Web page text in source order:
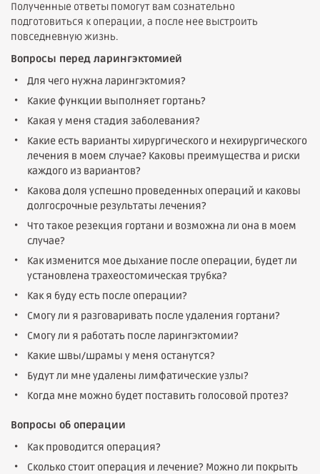
Полученные ответы помогут вам сознательно
подготовиться к операции, а после нее выстроить
повседневную жизнь.
Вопросы перед ларингэктомией
Для чего нужна ларингэктомия?
Какие функции выполняет гортань?
Какая у меня стадия заболевания?
Какие есть варианты хирургического и нехирургического
лечения в моем случае? Каковы преимущества и риски
каждого из вариантов?
Какова доля успешно проведенных операций и каковы
долгосрочные результаты лечения?
Что такое резекция гортани и возможна ли она в моем
случае?
Как изменится мое дыхание после операции, будет ли
установлена трахеостомическая трубка?
Как я буду есть после операции?
Смогу ли я разговаривать после удаления гортани?
Смогу ли я работать после ларингэктомии?
Какие швы/шрамы у меня останутся?
Будут ли мне удалены лимфатические узлы?
Когда мне можно будет поставить голосовой протез?
Вопросы об операции
Как проводится операция?
Сколько стоит операция и лечение? Можно ли покрыть